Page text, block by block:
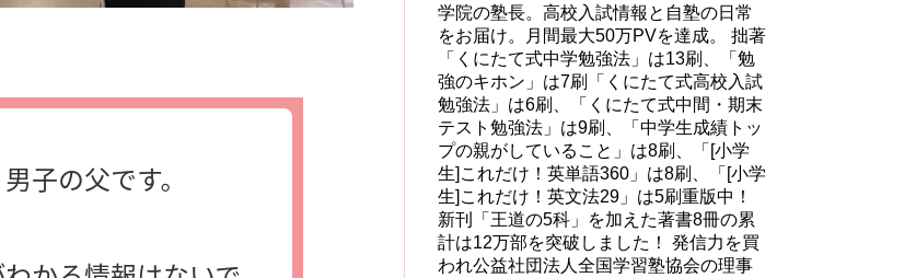
学院の塾長。高校入試情報と自塾の日常
をお届け。月間最大50万PVを達成。 拙著
「くにたて式中学勉強法」は13刷、「勉
強のキホン」は7刷「くにたて式高校入試
勉強法」は6刷、「くにたて式中間・期末
テスト勉強法」は9刷、「中学生成績トッ
プの親がしていること」は8刷、「[小学
生]これだけ！英単語360」は8刷、「[小学
生]これだけ！英文法29」は5刷重版中！
新刊「王道の5科」を加えた著書8冊の累
計は12万部を突破しました！ 発信力を買
われ公益社団法人全国学習塾協会の理事